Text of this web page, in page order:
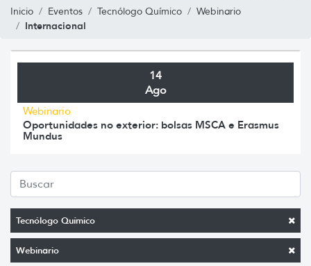
Inicio Eventos Tecnólogo Químico Webinario
Internacional
Tecnólogo Químico
Webinario
14
Ago
Webinario
Oportunidades no exterior: bolsas MSCA e Erasmus
Mundus